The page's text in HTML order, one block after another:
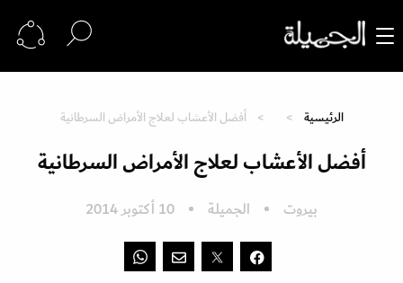
الرئيسية أفضل الأعشاب لعلاج الأمراض السرطانية
أفضل الأعشاب لعلاج الأمراض السرطانية
بيروت الجميلة 10 أكتوبر 2014